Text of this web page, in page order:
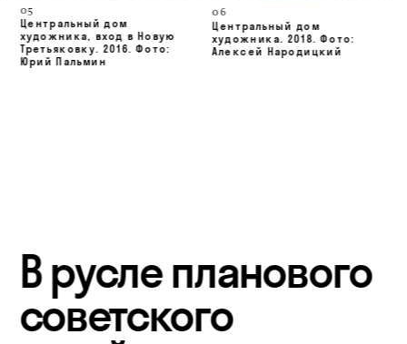
05
Центральный дом
художника, вход в Новую
Третьяковку. 2016. Фото:
Юрий Пальмин
06
Центральный дом
художника. 2018. Фото:
Алексей Народицкий
В русле планового
советского